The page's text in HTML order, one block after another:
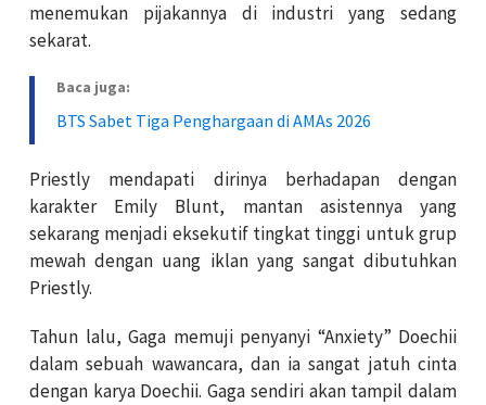
menemukan pijakannya di industri yang sedang
sekarat.
Baca juga:
BTS Sabet Tiga Penghargaan di AMAs 2026
Priestly mendapati dirinya berhadapan dengan
karakter Emily Blunt, mantan asistennya yang
sekarang menjadi eksekutif tingkat tinggi untuk grup
mewah dengan uang iklan yang sangat dibutuhkan
Priestly.
Tahun lalu, Gaga memuji penyanyi “Anxiety” Doechii
dalam sebuah wawancara, dan ia sangat jatuh cinta
dengan karya Doechii. Gaga sendiri akan tampil dalam